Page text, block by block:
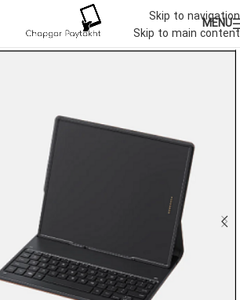
Skip to navigation
Skip to main content
MENU